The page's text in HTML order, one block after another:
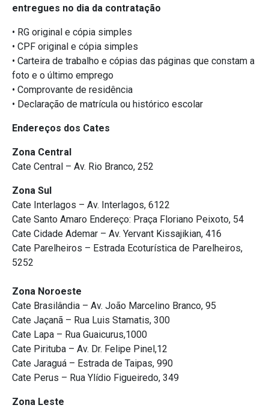
entregues no dia da contratação
• RG original e cópia simples
• CPF original e cópia simples
• Carteira de trabalho e cópias das páginas que constam a
foto e o último emprego
• Comprovante de residência
• Declaração de matrícula ou histórico escolar
Endereços dos Cates
Zona Central
Cate Central – Av. Rio Branco, 252
Zona Sul
Cate Interlagos – Av. Interlagos, 6122
Cate Santo Amaro Endereço: Praça Floriano Peixoto, 54
Cate Cidade Ademar – Av. Yervant Kissajikian, 416
Cate Parelheiros – Estrada Ecoturística de Parelheiros,
5252
Zona Noroeste
Cate Brasilândia – Av. João Marcelino Branco, 95
Cate Jaçanã – Rua Luis Stamatis, 300
Cate Lapa – Rua Guaicurus,1000
Cate Pirituba – Av. Dr. Felipe Pinel,12
Cate Jaraguá – Estrada de Taipas, 990
Cate Perus – Rua Ylídio Figueiredo, 349
Zona Leste